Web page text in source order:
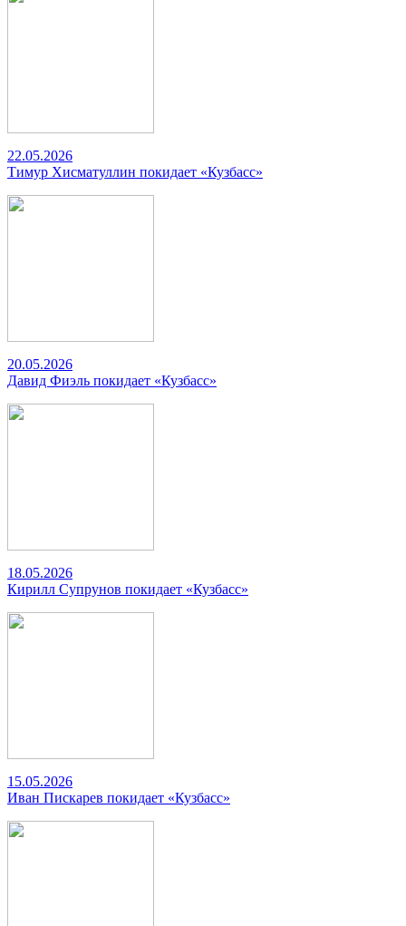
22.05.2026
Тимур Хисматуллин покидает «Кузбасс»
20.05.2026
Давид Фиэль покидает «Кузбасс»
18.05.2026
Кирилл Супрунов покидает «Кузбасс»
15.05.2026
Иван Пискарев покидает «Кузбасс»